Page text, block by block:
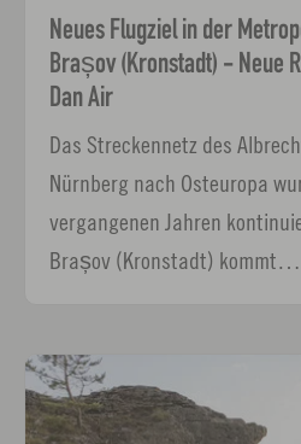
Neues Flugziel in der
Brașov (Kronstadt) - Neue
Dan Air
Das Streckennetz des
Nürnberg nach Osteuropa
vergangenen Jahren
Brașov (Kronstadt) kommt…